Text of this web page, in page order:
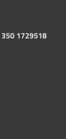
350 1729518